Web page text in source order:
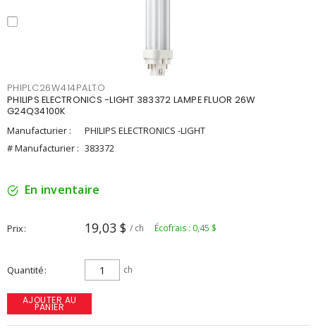
PHIPLC26W414PALTO
PHILIPS ELECTRONICS -LIGHT 383372 LAMPE FLUOR 26W
G24Q34100K
Manufacturier :
PHILIPS ELECTRONICS -LIGHT
# Manufacturier : 383372
En inventaire
Prix 19,03 $ / ch Écofrais : 0,45 $
Quantité ch
AJOUTER AU
PANIER